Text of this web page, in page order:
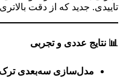
تاییدی. جدید که از دقت
📊 نتایج عددی و تجربی
مدل‌سازی سه‌بعدی ترک